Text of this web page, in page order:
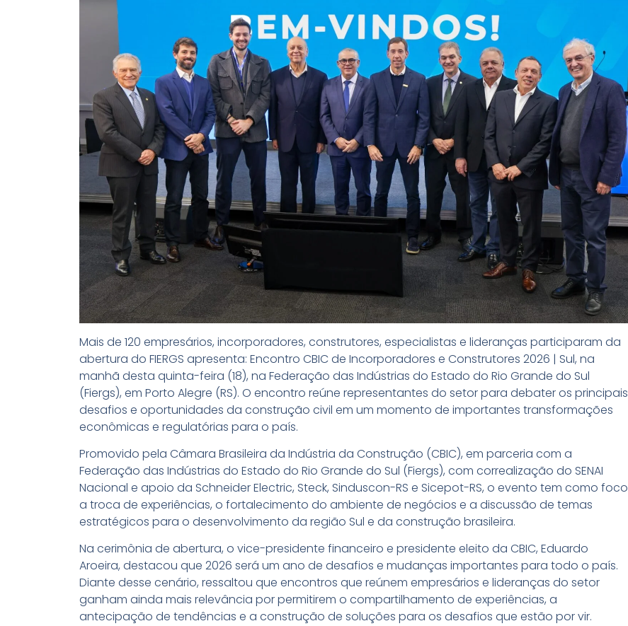
Mais de 120 empresários, incorporadores, construtores, especialistas e lideranças participaram da
abertura do FIERGS apresenta: Encontro CBIC de Incorporadores e Construtores 2026 | Sul, na
manhã desta quinta-feira (18), na Federação das Indústrias do Estado do Rio Grande do Sul
(Fiergs), em Porto Alegre (RS). O encontro reúne representantes do setor para debater os principais
desafios e oportunidades da construção civil em um momento de importantes transformações
econômicas e regulatórias para o país.
Promovido pela Câmara Brasileira da Indústria da Construção (CBIC), em parceria com a
Federação das Indústrias do Estado do Rio Grande do Sul (Fiergs), com correalização do SENAI
Nacional e apoio da Schneider Electric, Steck, Sinduscon-RS e Sicepot-RS, o evento tem como foco
a troca de experiências, o fortalecimento do ambiente de negócios e a discussão de temas
estratégicos para o desenvolvimento da região Sul e da construção brasileira.
Na cerimônia de abertura, o vice-presidente financeiro e presidente eleito da CBIC, Eduardo
Aroeira, destacou que 2026 será um ano de desafios e mudanças importantes para todo o país.
Diante desse cenário, ressaltou que encontros que reúnem empresários e lideranças do setor
ganham ainda mais relevância por permitirem o compartilhamento de experiências, a
antecipação de tendências e a construção de soluções para os desafios que estão por vir.